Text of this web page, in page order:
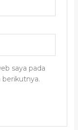
saya pada